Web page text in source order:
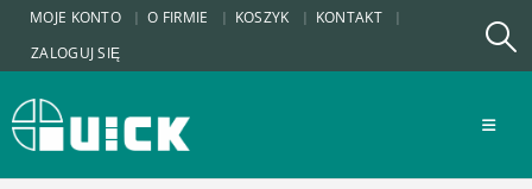
MOJE KONTO O FIRMIE KOSZYK
KONTAKT
ZALOGUJ SIĘ